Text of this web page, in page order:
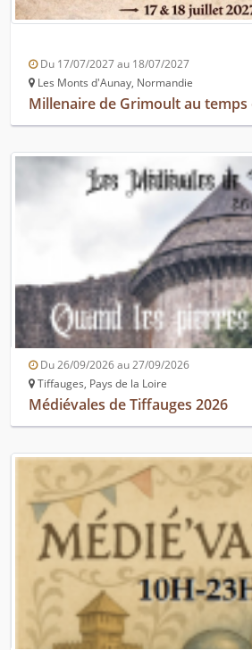
Du 17/07/2027 au 18/07/2027
Les Monts d'Aunay, Normandie
Millenaire de Grimoult au temps
Du 26/09/2026 au 27/09/2026
Tiffauges, Pays de la Loire
Médiévales de Tiffauges 2026